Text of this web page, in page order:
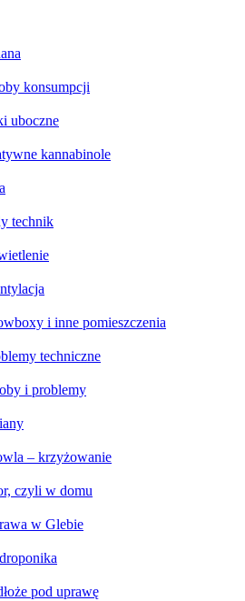
konsumpcji
kannabinole
i inne pomieszczenia
techniczne
i problemy
– krzyżowanie
w domu
w Glebie
pod uprawę